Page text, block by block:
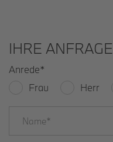
IHRE ANFRAGE
Anrede*
Frau
Herr